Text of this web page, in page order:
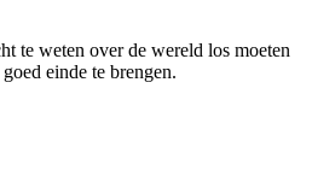
te weten over de wereld los moeten
einde te brengen.